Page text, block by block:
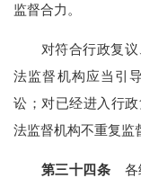
监督合力。
对符合行政复
法监督机构应当引
讼；对已经进入行
法监督机构不重复监
第三十四条 各